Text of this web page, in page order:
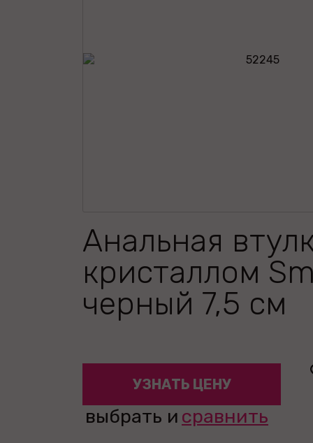
Анальная
кристаллом
черный 7,5 см
УЗНАТЬ ЦЕНУ
выбрать и сравнить